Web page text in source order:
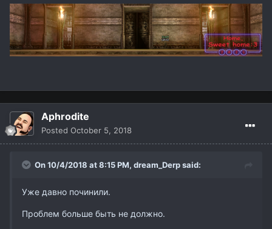
Aphrodite
Posted October 5, 2018
On 10/4/2018 at 8:15 PM, dream_Derpsaid:
Уже давно починили.
Проблем больше быть не должно.